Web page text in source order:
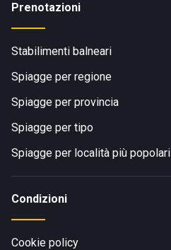
Prenotazioni
Stabilimenti balneari
Spiagge per regione
Spiagge per provincia
Spiagge per tipo
Spiagge per località più popolari
Condizioni
Cookie policy